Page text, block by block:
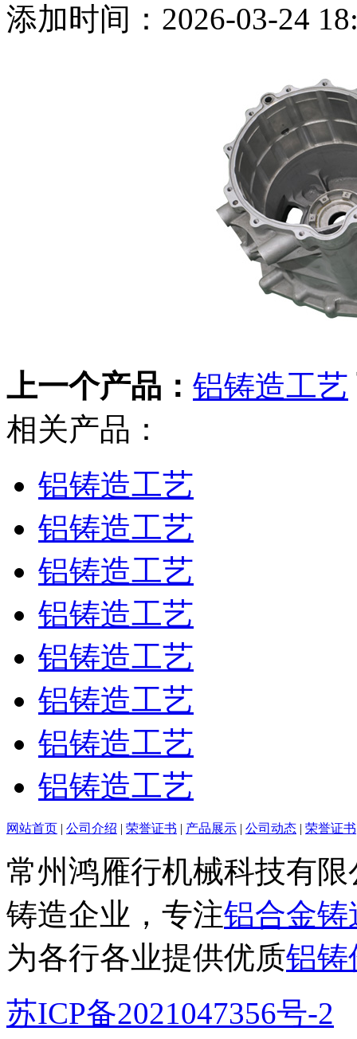
添加时间：2026-03-24
上一个产品： 铝铸造工艺
相关产品：
铝铸造工艺
铝铸造工艺
铝铸造工艺
铝铸造工艺
铝铸造工艺
铝铸造工艺
铝铸造工艺
铝铸造工艺
网站首页 | 公司介绍 | 荣誉证书 | 产品展示 | 公司动态 | 荣誉证书
常州鸿雁行机械科技有
铸造企业，专注铝合金铸
为各行各业提供优质铝铸
苏ICP备2021047356号-2